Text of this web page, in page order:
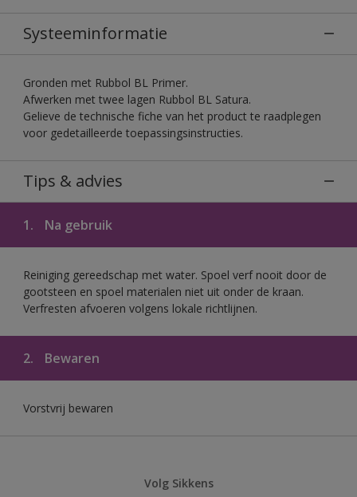
Systeeminformatie
Gronden met Rubbol BL Primer.
Afwerken met twee lagen Rubbol BL Satura.
Gelieve de technische fiche van het product te raadplegen
voor gedetailleerde toepassingsinstructies.
Tips & advies
1. Na gebruik
Reiniging gereedschap met water. Spoel verf nooit door de
gootsteen en spoel materialen niet uit onder de kraan.
Verfresten afvoeren volgens lokale richtlijnen.
2. Bewaren
Vorstvrij bewaren
Volg Sikkens